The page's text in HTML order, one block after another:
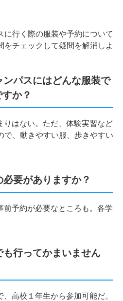
に行く際の服装や予約について
をチェックして疑問を解消しよ
パスにはどんな服装で
か？
りはない。ただ、体験実習など
で、動きやすい服、歩きやすい
要がありますか？
前予約が必要なところも。各学
行ってかまいません
高校１年生から参加可能だ。